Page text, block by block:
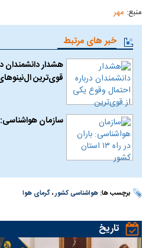
منبع: مهر
خبر های مرتبط
هشدار دانشمندان
قوی‌ترین
سازمان هواشناسی: باران در
برچسب ها:هواشناسی کشور،گرمای هوا
تاریخ